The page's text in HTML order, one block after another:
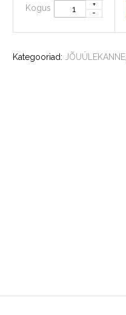
Kogus
Kategooriad: JÕUÜLEKANNE